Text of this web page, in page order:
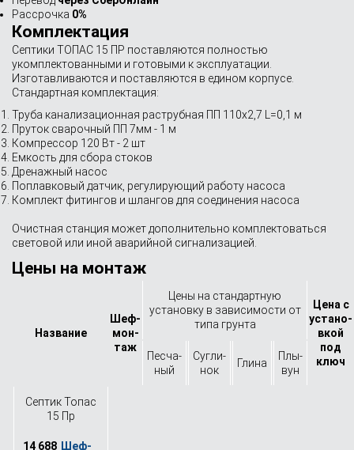
Рассрочка 0%
Комплектация
Септики ТОПАС 15 ПР поставляются полностью
укомплектованными и готовыми к эксплуатации.
Изготавливаются и поставляются в едином корпусе.
Стандартная комплектация:
Труба канализационная раструбная ПП 110х2,7 L=0,1 м
Пруток сварочный ПП 7мм - 1 м
Компрессор 120 Вт - 2 шт
Емкость для сбора стоков
Дренажный насос
Поплавковый датчик, регулирующий работу насоса
Комплект фитингов и шлангов для соединения насоса
Очистная станция может дополнительно комплектоваться
световой или иной аварийной сигнализацией.
Цены на монтаж
Назва­ние
Шеф-
мон­
таж
Цены на стандартную
установку в зависимости от
типа грунта
Цена с
устано­
вкой
под
ключ
Песча­
ный
Сугли­
нок
Глина
Плы­
вун
Септик Топас
15 Пр
14 688